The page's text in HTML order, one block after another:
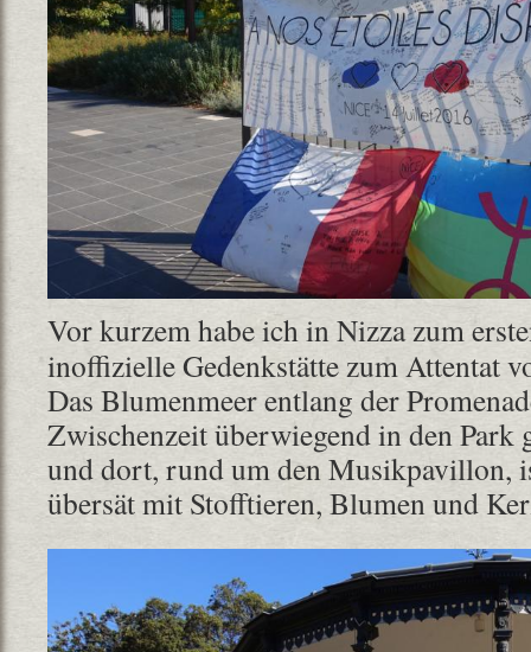
Vor kurzem habe ich in Nizza zum
inoffizielle Gedenkstätte zum Attentat
Das Blumenmeer entlang der
Zwischenzeit überwiegend in den Park
und dort, rund um den Musikpavillon,
übersät mit Stofftieren, Blumen und